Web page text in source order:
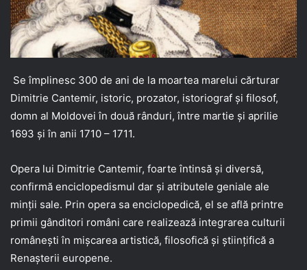
Se împlinesc 300 de ani de la moartea marelui cărturar
Dimitrie Cantemir, istoric, prozator, istoriograf şi filosof,
domn al Moldovei în două rânduri, între martie şi aprilie
1693 şi în anii 1710 – 1711.
Opera lui Dimitrie Cantemir, foarte întinsă şi diversă,
confirmă enciclopedismul dar şi atributele geniale ale
minţii sale. Prin opera sa enciclopedică, el se află printre
primii gânditori români care realizează integrarea culturii
româneşti în mişcarea artistică, filosofică şi ştiinţifică a
Renaşterii europene.